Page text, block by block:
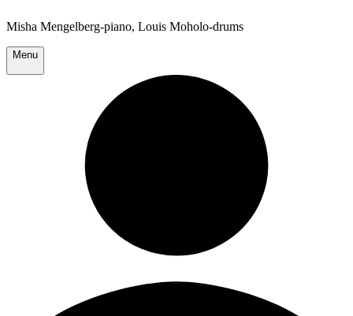
Misha Mengelberg-piano, Louis Moholo-drums
Menu